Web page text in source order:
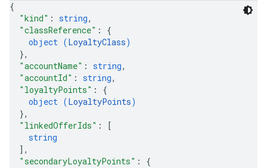
{
"kind" : string,
"classReference" : {
object (LoyaltyClass)
},
"accountName" : string,
"accountId" : string,
"loyaltyPoints" : {
object (LoyaltyPoints)
},
"linkedOfferIds" :
[
string
] ,
"secondaryLoyaltyPoints" : {